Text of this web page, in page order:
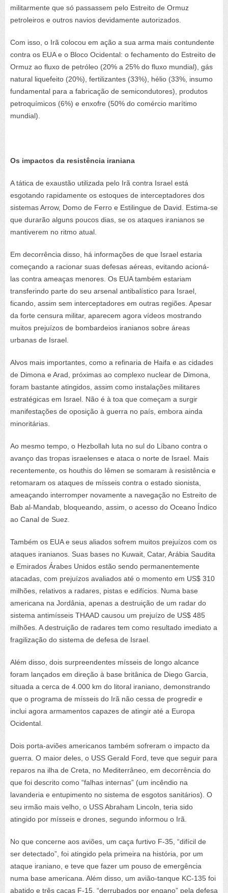
militarmente que só passassem pelo Estreito de Ormuz
petroleiros e outros navios devidamente autorizados.
Com isso, o Irã colocou em ação a sua arma mais contundente
contra os EUA e o Bloco Ocidental: o fechamento do Estreito de
Ormuz ao fluxo de petróleo (20% a 25% do fluxo mundial), gás
natural liquefeito (20%), fertilizantes (33%), hélio (33%, insumo
fundamental para a fabricação de semicondutores), produtos
petroquímicos (6%) e enxofre (50% do comércio marítimo
mundial).
Os impactos da resistência iraniana
A tática de exaustão utilizada pelo Irã contra Israel está
esgotando rapidamente os estoques de interceptadores dos
sistemas Arrow, Domo de Ferro e Estilingue de David. Estima-se
que durarão alguns poucos dias, se os ataques iranianos se
mantiverem no ritmo atual.
Em decorrência disso, há informações de que Israel estaria
começando a racionar suas defesas aéreas, evitando acioná-
las contra ameaças menores. Os EUA também estariam
transferindo parte do seu arsenal antibalístico para Israel,
ficando, assim sem interceptadores em outras regiões. Apesar
da forte censura militar, aparecem agora vídeos mostrando
muitos prejuízos de bombardeios iranianos sobre áreas
urbanas de Israel.
Alvos mais importantes, como a refinaria de Haifa e as cidades
de Dimona e Arad, próximas ao complexo nuclear de Dimona,
foram bastante atingidos, assim como instalações militares
estratégicas em Israel. Não é à toa que começam a surgir
manifestações de oposição à guerra no país, embora ainda
minoritárias.
Ao mesmo tempo, o Hezbollah luta no sul do Líbano contra o
avanço das tropas israelenses e ataca o norte de Israel. Mais
recentemente, os houthis do Iêmen se somaram à resistência e
retomaram os ataques de mísseis contra o estado sionista,
ameaçando interromper novamente a navegação no Estreito de
Bab al-Mandab, bloqueando, assim, o acesso do Oceano Índico
ao Canal de Suez.
Também os EUA e seus aliados sofrem muitos prejuízos com os
ataques iranianos. Suas bases no Kuwait, Catar, Arábia Saudita
e Emirados Árabes Unidos estão sendo permanentemente
atacadas, com prejuízos avaliados até o momento em US$ 310
milhões, relativos a radares, pistas e edifícios. Numa base
americana na Jordânia, apenas a destruição de um radar do
sistema antimísseis THAAD causou um prejuízo de US$ 485
milhões. A destruição de radares tem como resultado imediato a
fragilização do sistema de defesa de Israel.
Além disso, dois surpreendentes mísseis de longo alcance
foram lançados em direção à base britânica de Diego Garcia,
situada a cerca de 4.000 km do litoral iraniano, demonstrando
que o programa de mísseis do Irã não cessa de progredir e
inclui agora armamentos capazes de atingir até a Europa
Ocidental.
Dois porta-aviões americanos também sofreram o impacto da
guerra. O maior deles, o USS Gerald Ford, teve que seguir para
reparos na ilha de Creta, no Mediterrâneo, em decorrência do
que foi descrito como “falhas internas” (um incêndio na
lavanderia e entupimento no sistema de esgotos sanitários). O
seu irmão mais velho, o USS Abraham Lincoln, teria sido
atingido por mísseis e drones, segundo informou o Irã.
No que concerne aos aviões, um caça furtivo F-35, “difícil de
ser detectado”, foi atingido pela primeira na história, por um
ataque iraniano, e teve que fazer um pouso de emergência
numa base americana. Além disso, um avião-tanque KC-135 foi
abatido e três caças F-15, “derrubados por engano” pela defesa